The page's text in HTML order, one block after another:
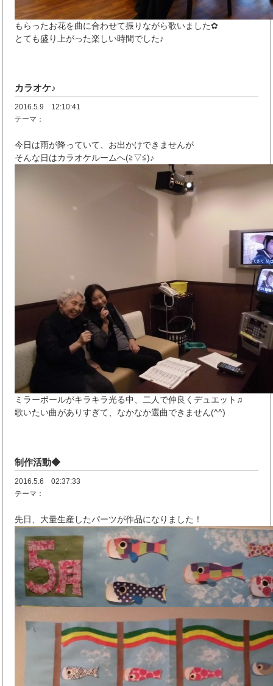
もらったお花を曲に合わせて振りながら歌いました✿
とても盛り上がった楽しい時間でした♪
カラオケ♪
2016.5.9 12:10:41
テーマ：
今日は雨が降っていて、お出かけできませんが
そんな日はカラオケルームへ(≧▽≦)♪
ミラーボールがキラキラ光る中、二人で仲良くデュエット♫
歌いたい曲がありすぎて、なかなか選曲できません(^^)
制作活動◆
2016.5.6 02:37:33
テーマ：
先日、大量生産したパーツが作品になりました！